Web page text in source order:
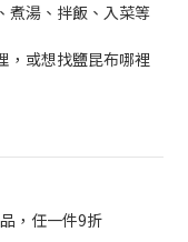
煮湯、拌飯、入菜等
，或想找鹽昆布哪裡
，任一件9折